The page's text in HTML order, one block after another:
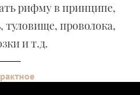
рифму в принципе,
туловище, проволока,
и т.д.